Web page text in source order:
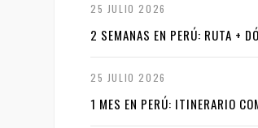
25 JULIO 2026
2 SEMANAS EN PERÚ: RUTA +
25 JULIO 2026
1 MES EN PERÚ: ITINERARIO